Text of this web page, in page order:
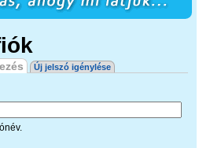
(aktív fül)
Új jelszó igénylése